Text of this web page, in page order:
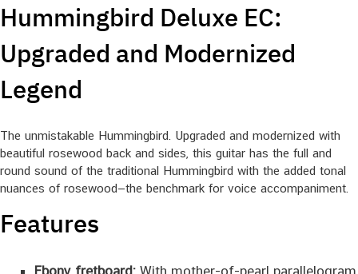
Hummingbird Deluxe EC:
Upgraded and Modernized
Legend
The unmistakable Hummingbird. Upgraded and modernized with
beautiful rosewood back and sides, this guitar has the full and
round sound of the traditional Hummingbird with the added tonal
nuances of rosewood—the benchmark for voice accompaniment.
Features